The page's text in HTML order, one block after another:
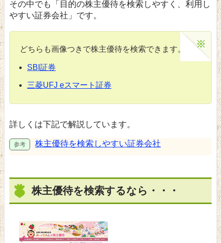
その中でも「目的の株主優待を検索しやすく、利用し
やすい証券会社」です。
どちらも画像つきで株主優待を検索できます。
SBI証券
三菱UFJ eスマート証券
詳しくは下記で解説しています。
株主優待を検索しやすい証券会社
株主優待を検索するなら・・・